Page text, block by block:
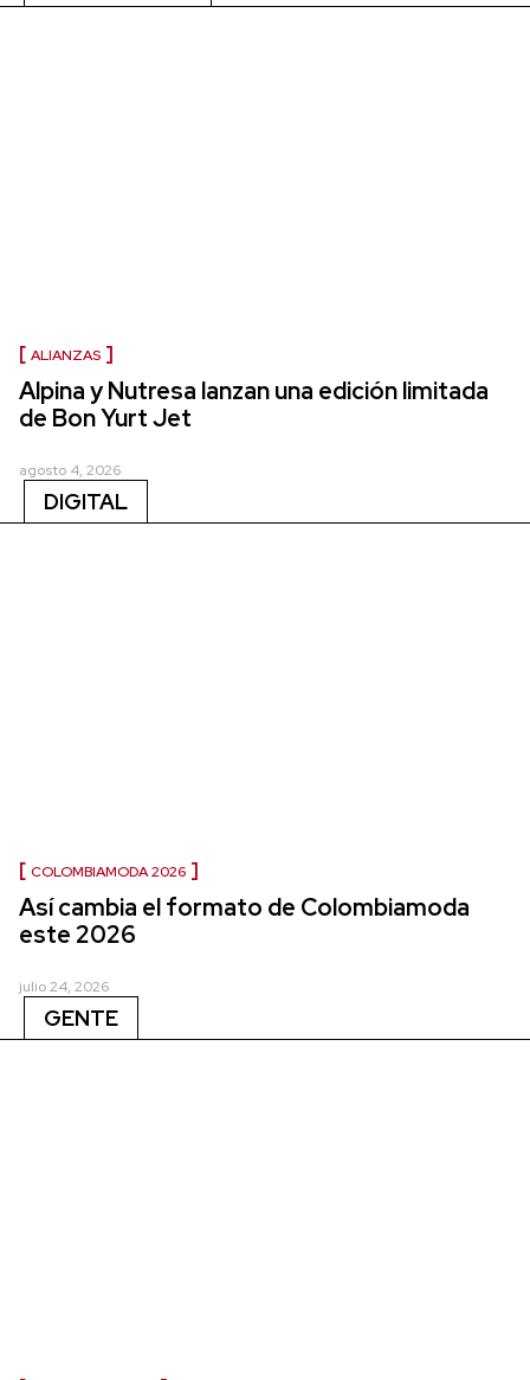
ALIANZAS
Alpina y Nutresa lanzan una edición limitada
de Bon Yurt Jet
agosto 4, 2026
DIGITAL
COLOMBIAMODA 2026
Así cambia el formato de Colombiamoda
este 2026
julio 24, 2026
GENTE